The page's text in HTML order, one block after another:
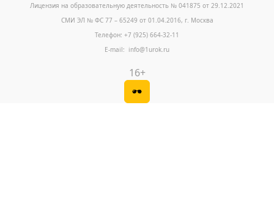
Лицензия на образовательную деятельность № 041875 от 29.12.2021
СМИ ЭЛ № ФС 77 – 65249 от 01.04.2016, г. Москва
Телефон: +7 (925) 664-32-11
E-mail: info@1urok.ru
16+